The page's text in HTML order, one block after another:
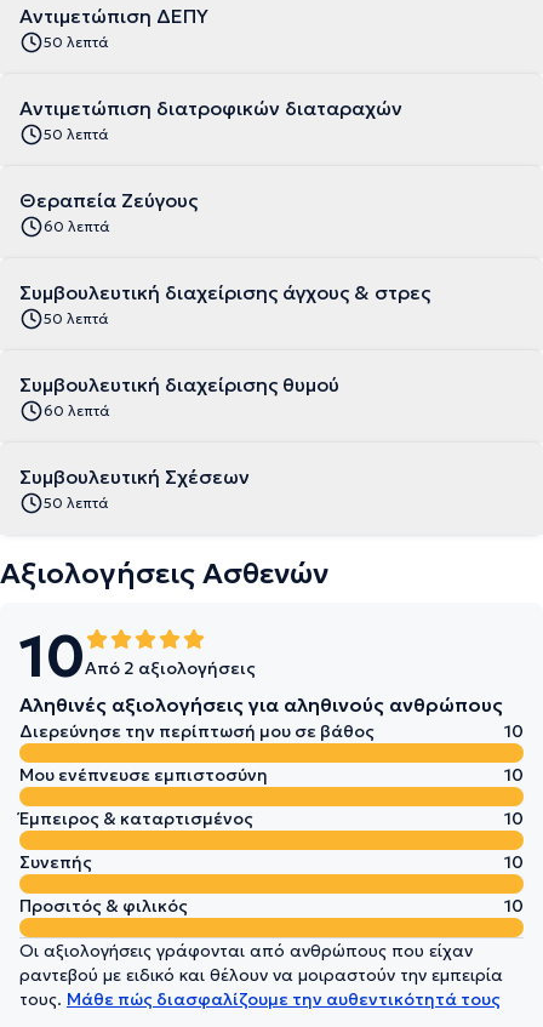
Αντιμετώπιση ΔΕΠΥ
50 λεπτά
Αντιμετώπιση διατροφικών διαταραχών
50 λεπτά
Θεραπεία Ζεύγους
60 λεπτά
Συμβουλευτική διαχείρισης άγχους & στρες
50 λεπτά
Συμβουλευτική διαχείρισης θυμού
60 λεπτά
Συμβουλευτική Σχέσεων
50 λεπτά
Αξιολογήσεις Ασθενών
10Από 2 αξιολογήσεις
Αληθινές αξιολογήσεις για αληθινούς ανθρώπους
Διερεύνησε την περίπτωσή μου σε βάθος
10
Μου ενέπνευσε εμπιστοσύνη
10
Έμπειρος & καταρτισμένος
10
Συνεπής
10
Προσιτός & φιλικός
10
Οι αξιολογήσεις γράφονται από ανθρώπους που είχαν
ραντεβού με ειδικό και θέλουν να μοιραστούν την εμπειρία
τους. Μάθε πώς διασφαλίζουμε την αυθεντικότητά τους